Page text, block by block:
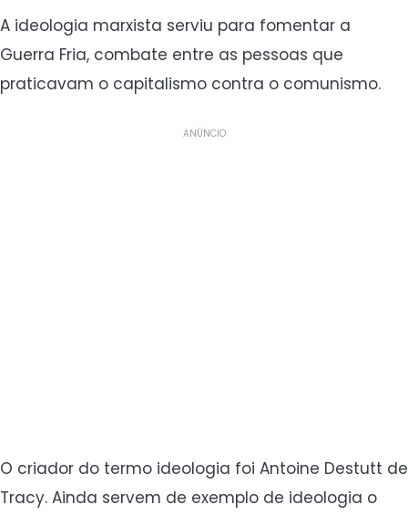
A ideologia marxista serviu para fomentar a
Guerra Fria, combate entre as pessoas que
praticavam o capitalismo contra o comunismo.
ANÚNCIO
O criador do termo ideologia foi Antoine Destutt de
Tracy. Ainda servem de exemplo de ideologia o